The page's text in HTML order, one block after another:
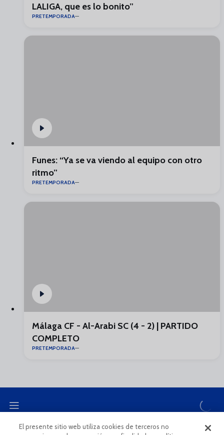
LALIGA, que es lo bonito”
PRETEMPORADA
Funes: “Ya se va viendo al equipo con otro
ritmo”
PRETEMPORADA
Málaga CF - Al-Arabi SC (4 - 2) | PARTIDO
COMPLETO
PRETEMPORADA
El presente sitio web utiliza cookies de terceros no